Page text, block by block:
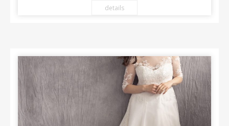
details